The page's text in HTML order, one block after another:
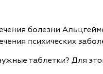
болезни
психических
таблетки? Для